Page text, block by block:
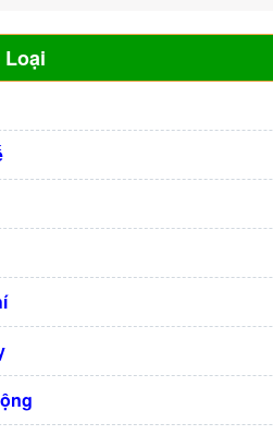
Loại